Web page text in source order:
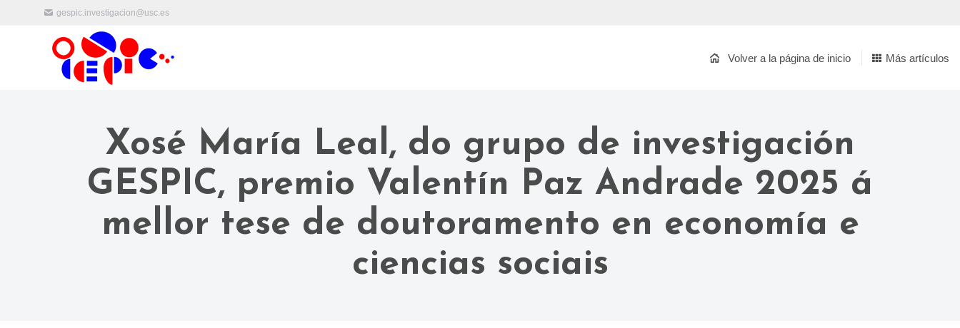
gespic.investigacion@usc.es
Volver a la página de inicio Más artículos
Xosé María Leal, do grupo de investigación
GESPIC, premio Valentín Paz Andrade 2025 á
mellor tese de doutoramento en economía e
ciencias sociais